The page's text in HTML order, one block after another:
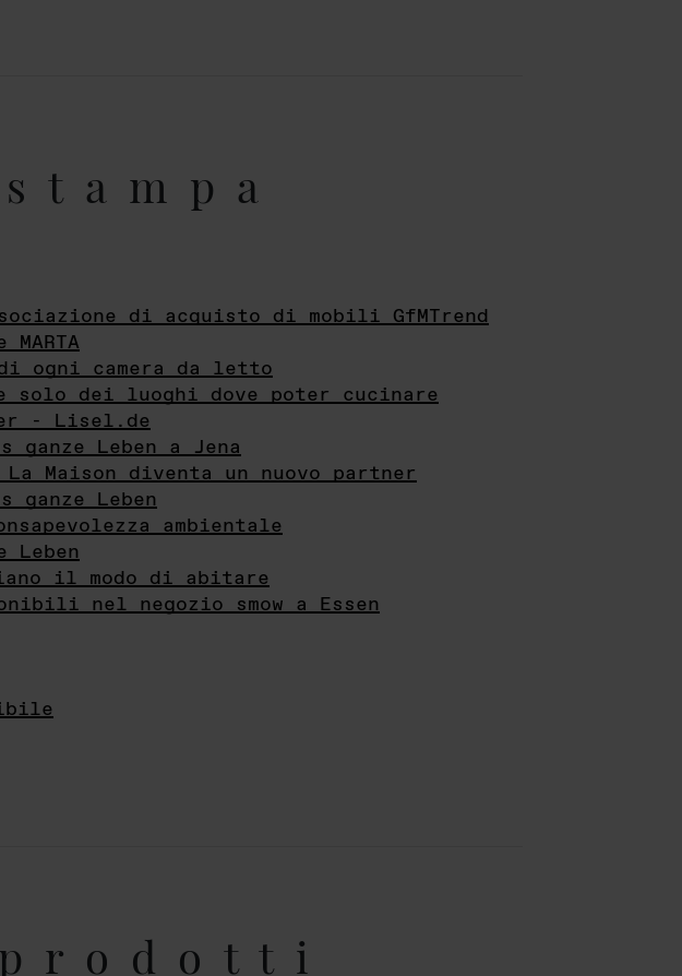
di acquisto di mobili GfMTrend
di ogni camera da letto
solo dei luoghi dove poter cucinare
- Lisel.de
Leben a Jena
Maison diventa un nuovo partner
Leben
ambientale
il modo di abitare
nel negozio smow a Essen